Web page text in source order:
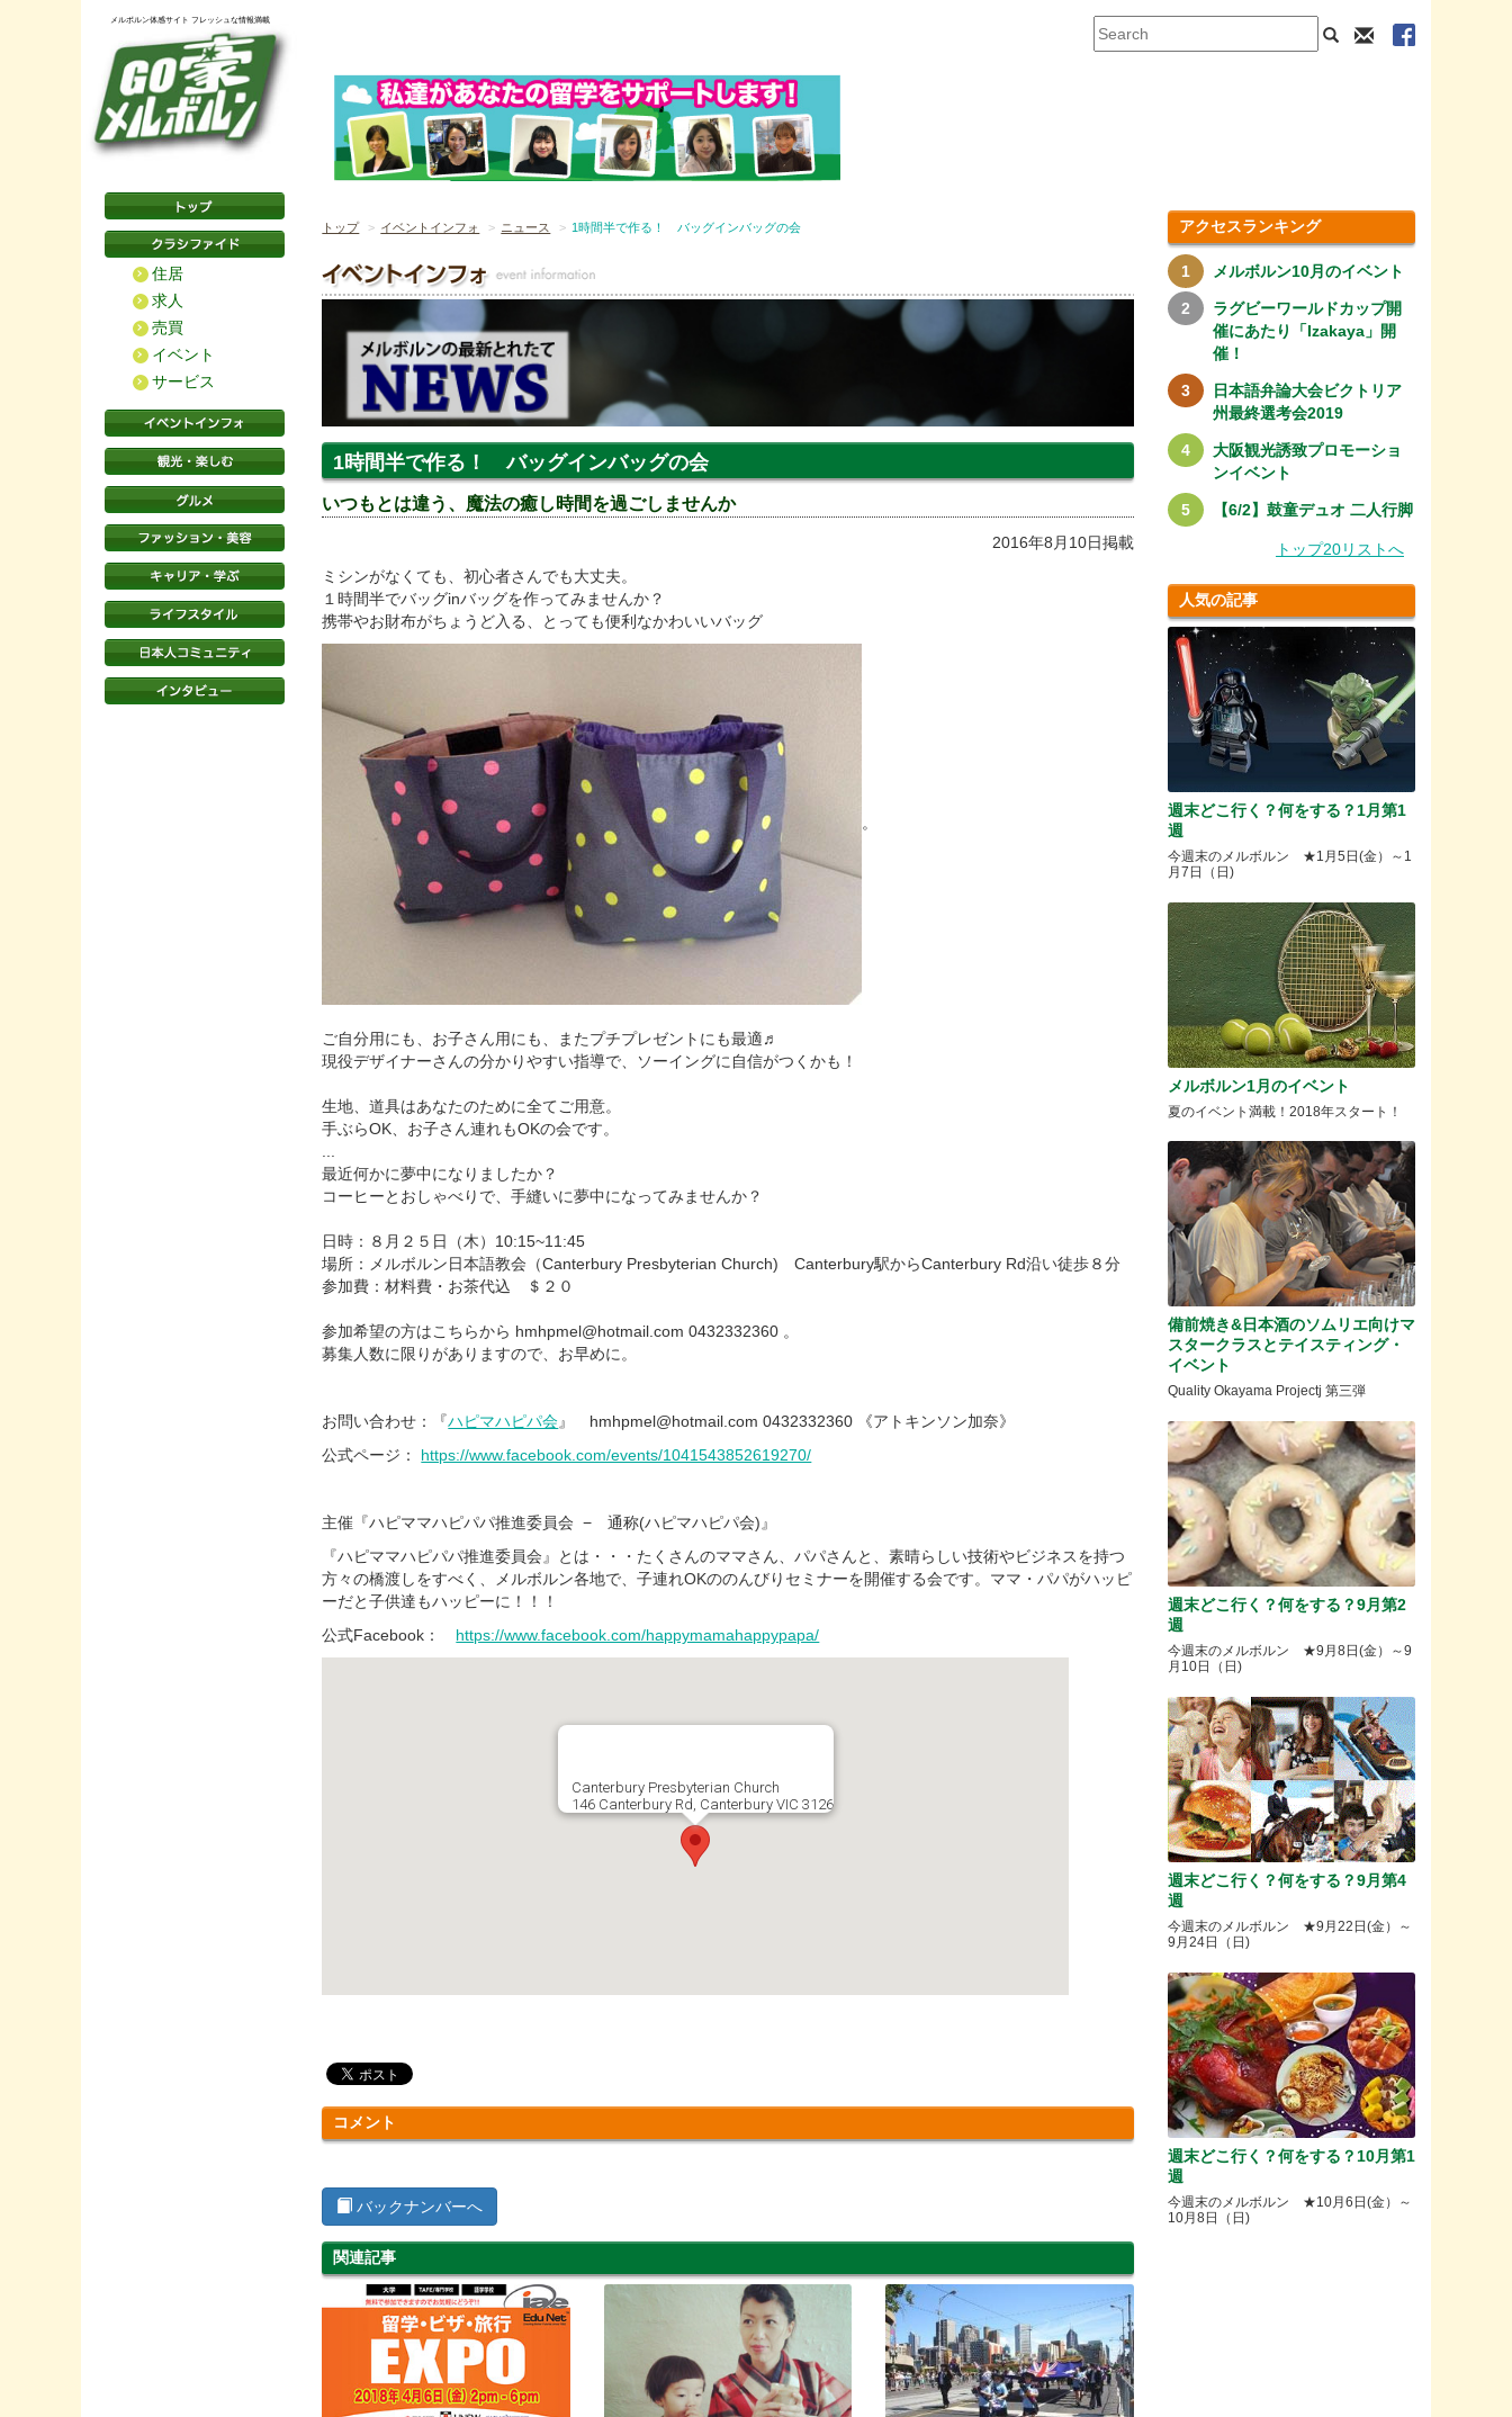
メルボルン体感サイト フレッシュな情報満載
住居
求人
売買
イベント
サービス
トップ イベントインフォ ニュース 1時間半で作る！ バッグインバッグの会
1時間半で作る！ バッグインバッグの会
いつもとは違う、魔法の癒し時間を過ごしませんか
2016年8月10日掲載
ミシンがなくても、初心者さんでも大丈夫。
１時間半でバッグinバッグを作ってみませんか？
携帯やお財布がちょうど入る、とっても便利なかわいいバッグ
。
ご自分用にも、お子さん用にも、またプチプレゼントにも最適♬
現役デザイナーさんの分かりやすい指導で、ソーイングに自信がつくかも！
生地、道具はあなたのために全てご用意。
手ぶらOK、お子さん連れもOKの会です。
...
最近何かに夢中になりましたか？
コーヒーとおしゃべりで、手縫いに夢中になってみませんか？
日時：８月２５日（木）10:15~11:45
場所：メルボルン日本語教会（Canterbury Presbyterian Church) Canterbury駅からCanterbury Rd沿い徒歩８分
参加費：材料費・お茶代込 ＄２０
参加希望の方はこちらから hmhpmel@hotmail.com 0432332360 。
募集人数に限りがありますので、お早めに。
お問い合わせ：『ハピマハピパ会』 hmhpmel@hotmail.com 0432332360 《アトキンソン加奈》
公式ページ： https://www.facebook.com/events/1041543852619270/
主催『ハピママハピパパ推進委員会 − 通称(ハピマハピパ会)』
『ハピママハピパパ推進委員会』とは・・・たくさんのママさん、パパさんと、素晴らしい技術やビジネスを持つ
方々の橋渡しをすべく、メルボルン各地で、子連れOKののんびりセミナーを開催する会です。ママ・パパがハッピ
ーだと子供達もハッピーに！！！
公式Facebook： https://www.facebook.com/happymamahappypapa/
Canterbury Presbyterian Church
146 Canterbury Rd, Canterbury VIC 3126
コメント
バックナンバーへ
関連記事
アクセスランキング
メルボルン10月のイベント
ラグビーワールドカップ開
催にあたり「Izakaya」開
催！
日本語弁論大会ビクトリア
州最終選考会2019
大阪観光誘致プロモーショ
ンイベント
【6/2】鼓童デュオ 二人行脚
トップ20リストへ
人気の記事
週末どこ行く？何をする？1月第1
週
今週末のメルボルン ★1月5日(金）～1
月7日（日)
メルボルン1月のイベント
夏のイベント満載！2018年スタート！
備前焼き&日本酒のソムリエ向けマ
スタークラスとテイスティング・
イベント
Quality Okayama Projectj 第三弾
週末どこ行く？何をする？9月第2
週
今週末のメルボルン ★9月8日(金）～9
月10日（日)
週末どこ行く？何をする？9月第4
週
今週末のメルボルン ★9月22日(金）～
9月24日（日)
週末どこ行く？何をする？10月第1
週
今週末のメルボルン ★10月6日(金）～
10月8日（日)